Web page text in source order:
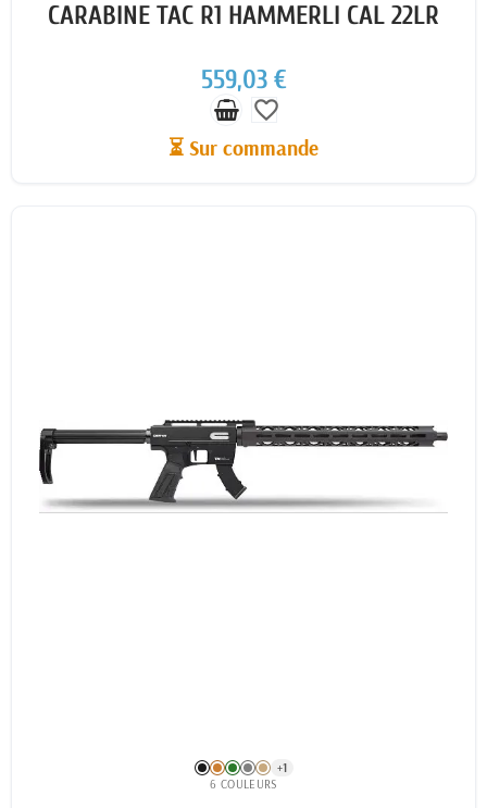
CARABINE TAC R1 HAMMERLI CAL 22LR
559,03 €
favorite_border
⏳ Sur commande
+1
6 COULEURS